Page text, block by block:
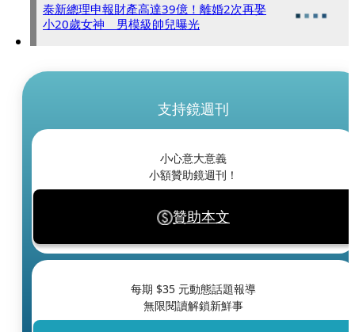
泰新總理申報財產高達39億！離婚2次再娶
小20歲女神 男模級帥兒曝光
支持鏡週刊
小心意大意義
小額贊助鏡週刊！
贊助本文
每期 $35 元動態話題報導
無限閱讀解鎖新鮮事